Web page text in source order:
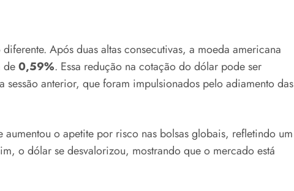
Após duas altas consecutivas, a moeda americana
de0,59%. Essa redução na cotação do dólar pode ser
anterior, que foram impulsionados pelo adiamento das
o apetite por risco nas bolsas globais, refletindo um
o dólar se desvalorizou, mostrando que o mercado está